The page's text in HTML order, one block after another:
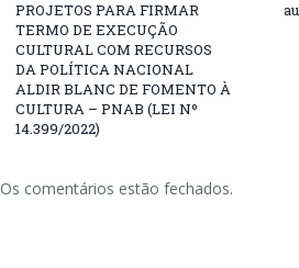
PROJETOS PARA FIRMAR
TERMO DE EXECUÇÃO
CULTURAL COM RECURSOS
DA POLÍTICA NACIONAL
ALDIR BLANC DE FOMENTO À
CULTURA – PNAB (LEI Nº
14.399/2022)
Os comentários estão fechados.